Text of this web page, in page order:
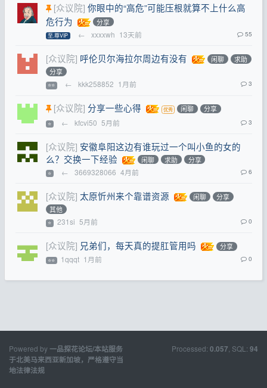
[众议院] 你眼中的“高危”可能压根就算不上什么高
危行为
分享
至.尊VIP ← xxxxwh 13天前 55
[众议院] 呼伦贝尔海拉尔周边有没有 闲聊
求助
分享
⭐⭐ ← kkk258852 1月前 3
[众议院] 分享一些心得 闲聊 分享
⭐ ← kfcvi50 5月前 3
[众议院] 安徽阜阳这边有谁玩过一个叫小鱼的女的
么？交换一下经验
闲聊 求助 分享
⭐ ← 3669328066 4月前 6
[众议院] 太原忻州来个靠谱资源 闲聊
分享
其他
⭐ 231si 5月前 0
[众议院] 兄弟们，每天真的提肛管用吗 分享
⭐⭐ 1qqqt 1月前 0
Powered by一品探花论坛/本站服务
于北美马来西亚新加坡，严格遵守当
地法律法规
Processed: 0.057 , SQL: 94